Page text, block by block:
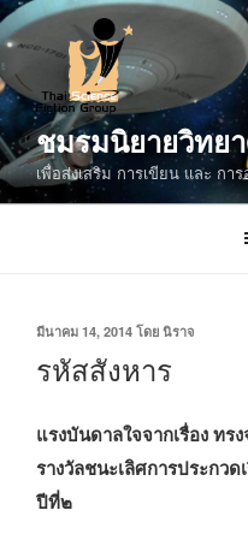
ข้าม
ไป
ยัง
บทความ
ชมรมนิยายวิทย
เพื่อส่งเสริม การเขียน และ ก
เขียน
ที่
มีนาคม 14, 2014 โดย นิราจ
รหัสสังหาร
แรงบันดาลใจจากเรื่อง ทร
รางวัลชนะเลิศการประกว
ปีที่๒